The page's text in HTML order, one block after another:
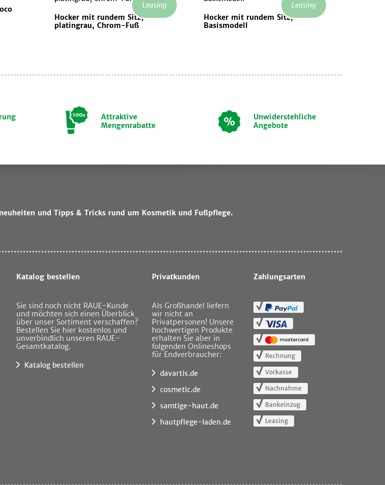
Leasing
Hocker mit rundem Sitz,
platingrau, Chrom-Fuß
Leasing
Hocker mit rundem Sitz,
Basismodell
Attraktive
Mengenrabatte
Unwiderstehliche
Angebote
und Tipps & Tricks rund um Kosmetik und Fußpflege.
Katalog bestellen
Sie sind noch nicht RAUE-Kunde
und möchten sich einen Überblick
über unser Sortiment verschaffen?
Bestellen Sie hier kostenlos und
unverbindlich unseren RAUE-
Gesamtkatalog.
Katalog bestellen
Privatkunden
Als Großhandel liefern
wir nicht an
Privatpersonen! Unsere
hochwertigen Produkte
erhalten Sie aber in
folgenden Onlineshops
für Endverbraucher:
davartis.de
cosmetic.de
samtige-haut.de
hautpflege-laden.de
Zahlungsarten
Rechnung
Vorkasse
Nachnahme
Bankeinzug
Leasing